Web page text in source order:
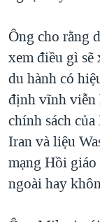
Ông cho rằng
xem điều gì sẽ
du hành có
định vĩnh viễn
chính sách
Iran và liệu
mạng Hồi
ngoài hay